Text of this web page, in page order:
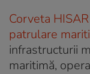
Corveta
patrulare
infrastructurii
maritimă,